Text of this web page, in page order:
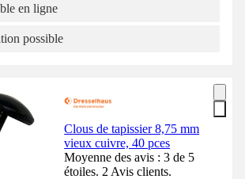
en ligne
possible
Clous de tapissier 8,75 mm
vieux cuivre, 40 pces
Moyenne des avis : 3 de 5
étoiles. 2 Avis clients.